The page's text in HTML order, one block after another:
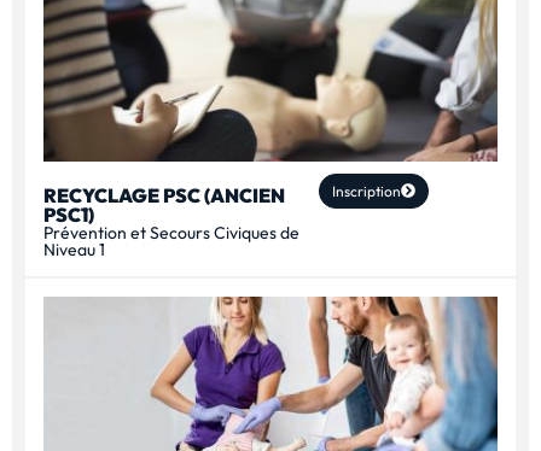
RECYCLAGE PSC (ANCIEN
PSC1)
Prévention et Secours Civiques de
Niveau 1
Inscription